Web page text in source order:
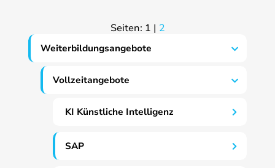
Seiten: 1 | 2
Weiterbildungsangebote
Vollzeitangebote
KI Künstliche Intelligenz
SAP